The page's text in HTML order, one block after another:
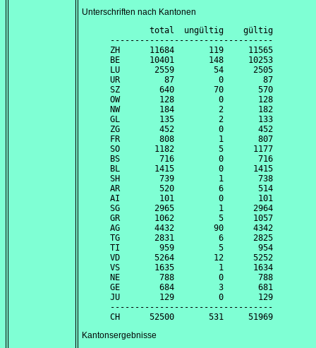
Unterschriften nach Kantonen
        total  ungültig    gültig
---------------------------------
ZH      11684       119     11565
BE      10401       148     10253
LU       2559        54      2505
UR         87         0        87
SZ        640        70       570
OW        128         0       128
NW        184         2       182
GL        135         2       133
ZG        452         0       452
FR        808         1       807
SO       1182         5      1177
BS        716         0       716
BL       1415         0      1415
SH        739         1       738
AR        520         6       514
AI        101         0       101
SG       2965         1      2964
GR       1062         5      1057
AG       4432        90      4342
TG       2831         6      2825
TI        959         5       954
VD       5264        12      5252
VS       1635         1      1634
NE        788         0       788
GE        684         3       681
JU        129         0       129
---------------------------------
Kantonsergebnisse